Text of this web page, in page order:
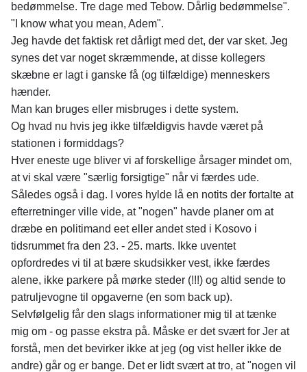
bedømmelse. Tre dage med Tebow. Dårlig bedømmelse".
"I know what you mean, Adem".
Jeg havde det faktisk ret dårligt med det, der var sket. Jeg
synes det var noget skræmmende, at disse kollegers
skæbne er lagt i ganske få (og tilfældige) menneskers
hænder.
Man kan bruges eller misbruges i dette system.
Og hvad nu hvis jeg ikke tilfældigvis havde været på
stationen i formiddags?
Hver eneste uge bliver vi af forskellige årsager mindet om,
at vi skal være "særlig forsigtige" når vi færdes ude.
Således også i dag. I vores hylde lå en notits der fortalte at
efterretninger ville vide, at "nogen" havde planer om at
dræbe en politimand eet eller andet sted i Kosovo i
tidsrummet fra den 23. - 25. marts. Ikke uventet
opfordredes vi til at bære skudsikker vest, ikke færdes
alene, ikke parkere på mørke steder (!!!) og altid sende to
patruljevogne til opgaverne (en som back up).
Selvfølgelig får den slags informationer mig til at tænke
mig om - og passe ekstra på. Måske er det svært for Jer at
forstå, men det bevirker ikke at jeg (og vist heller ikke de
andre) går og er bange. Det er lidt svært at tro, at "nogen vil